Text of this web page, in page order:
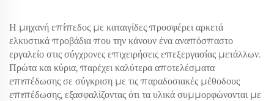
Η μηχανή επίπεδος με καταιγίδες προσφέρει αρκετά
ελκυστικά προβάδια που την κάνουν ένα αναπόσπαστο
εργαλείο στις σύγχρονες επιχειρήσεις επεξεργασίας μετάλλων.
Πρώτα και κύρια, παρέχει καλύτερα αποτελέσματα
επιπέδωσης σε σύγκριση με τις παραδοσιακές μέθοδους
επιπέδωσης, εξασφαλίζοντας ότι τα υλικά συμμορφώνονται με